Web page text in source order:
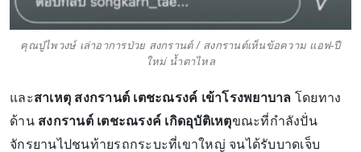
คุณปู่ไพวงษ์ เล่าอาการป่วย สงกรานต์ / สงกรานต์เห็นข้อความ แอฟ-ปี
ใหม่ น้ำตาไหล
และสาเหตุ สงกรานต์ เตชะณรงค์ เข้าโรงพยาบาล โดยทาง
ด้าน สงกรานต์ เตชะณรงค์ เกิดอุบัติเหตุขณะที่กำลังปั่น
จักรยานไปชนท้ายรถกระบะที่เขาใหญ่ จนได้รับบาดเจ็บ